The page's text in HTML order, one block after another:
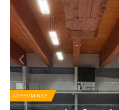
A2 FEMMINILE